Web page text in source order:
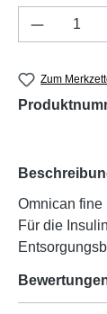
Produkt
Zum
Omnican fine
Für die